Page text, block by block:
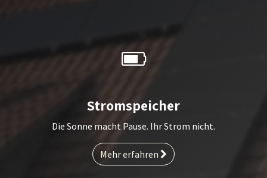
Stromspeicher
Die Sonne macht Pause. Ihr Strom nicht.
Mehr erfahren